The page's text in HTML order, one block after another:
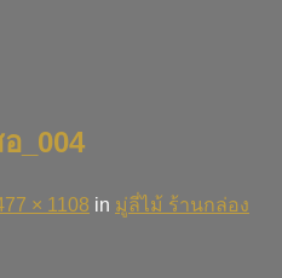
_004
× 1108 in มู่ลี่ไม้ ร้านกล่อง